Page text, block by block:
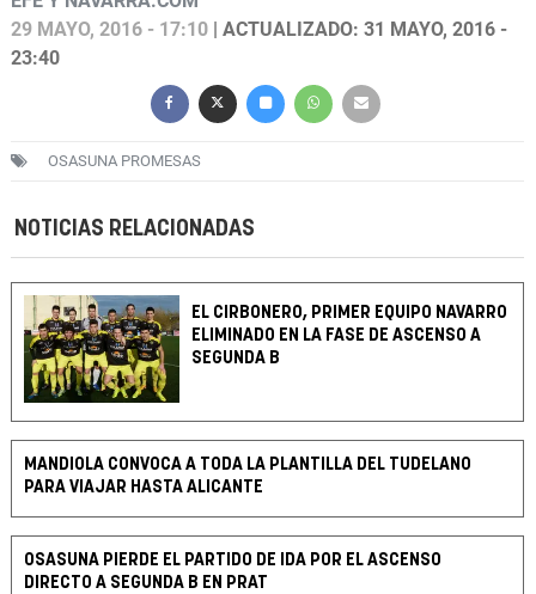
29 MAYO, 2016 - 17:10 | ACTUALIZADO: 31 MAYO, 2016 -
23:40
OSASUNA PROMESAS
NOTICIAS RELACIONADAS
EL CIRBONERO, PRIMER EQUIPO NAVARRO
ELIMINADO EN LA FASE DE ASCENSO A
SEGUNDA B
MANDIOLA CONVOCA A TODA LA PLANTILLA DEL TUDELANO
PARA VIAJAR HASTA ALICANTE
OSASUNA PIERDE EL PARTIDO DE IDA POR EL ASCENSO
DIRECTO A SEGUNDA B EN PRAT